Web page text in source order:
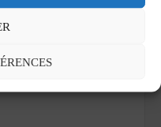
un site web dédié au